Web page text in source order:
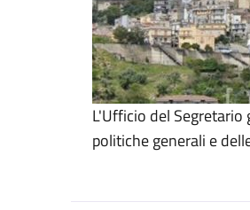
L'Ufficio del
politiche generali e